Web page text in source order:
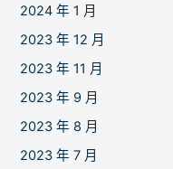
2024 年 1 月
2023 年 12 月
2023 年 11 月
2023 年 9 月
2023 年 8 月
2023 年 7 月